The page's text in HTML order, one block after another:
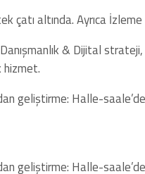
çatı altında. Ayrıca
& Dijital
geliştirme: Halle-
geliştirme: Halle-